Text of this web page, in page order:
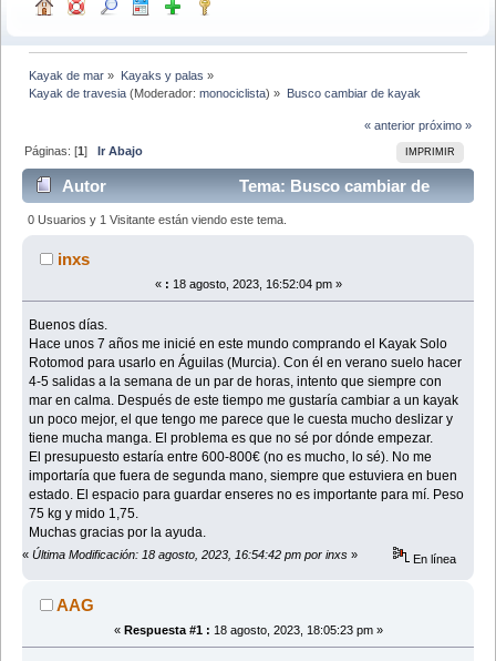
Kayak de mar » Kayaks y palas »
Kayak de travesia (Moderador:monociclista) » Busco cambiar de kayak
« anterior próximo »
IMPRIMIR
Páginas: [1]Ir Abajo
Autor
Tema: Busco cambiar de
kayak (Leído 24483 veces)
0 Usuarios y 1 Visitante están viendo este tema.
inxs
« : 18 agosto, 2023, 16:52:04 pm »
Buenos días.
Hace unos 7 años me inicié en este mundo comprando el Kayak Solo
Rotomod para usarlo en Águilas (Murcia). Con él en verano suelo hacer
4-5 salidas a la semana de un par de horas, intento que siempre con
mar en calma. Después de este tiempo me gustaría cambiar a un kayak
un poco mejor, el que tengo me parece que le cuesta mucho deslizar y
tiene mucha manga. El problema es que no sé por dónde empezar.
El presupuesto estaría entre 600-800€ (no es mucho, lo sé). No me
importaría que fuera de segunda mano, siempre que estuviera en buen
estado. El espacio para guardar enseres no es importante para mí. Peso
75 kg y mido 1,75.
Muchas gracias por la ayuda.
« Última Modificación: 18 agosto, 2023, 16:54:42 pm por inxs » En línea
AAG
« Respuesta #1 : 18 agosto, 2023, 18:05:23 pm »